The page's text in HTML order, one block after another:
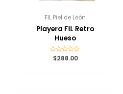
FIL Piel de León
Playera FIL Retro
Hueso
Valorado
con$288.00